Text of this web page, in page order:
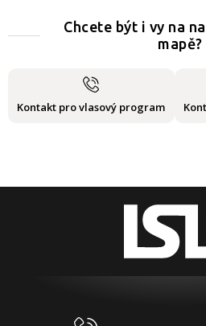
Chcete být i vy na
mapě?
Kontakt pro vlasový program